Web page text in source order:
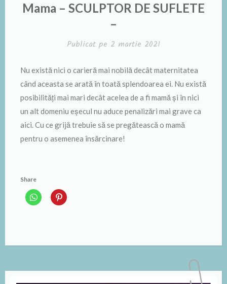
Mama – SCULPTOR DE SUFLETE
–
Publicat pe 2 martie 2021
Nu există nici o carieră mai nobilă decât maternitatea
când aceasta se arată în toată splendoarea ei. Nu există
posibilități mai mari decât acelea de a fi mamă și în nici
un alt domeniu eșecul nu aduce penalizări mai grave ca
aici. Cu ce grijă trebuie să se pregătească o mamă
pentru o asemenea însărcinare!
Share